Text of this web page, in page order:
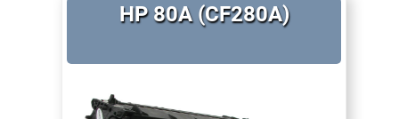
HP 80A (CF280A)